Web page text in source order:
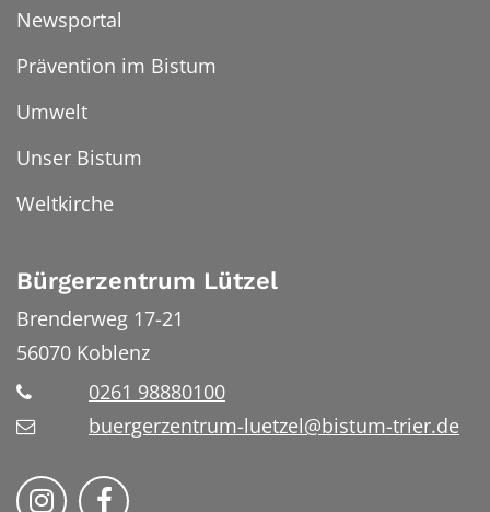
Newsportal
Prävention im Bistum
Umwelt
Unser Bistum
Weltkirche
Bürgerzentrum Lützel
Brenderweg 17-21
56070 Koblenz
0261 98880100
buergerzentrum-luetzel@bistum-trier.de
Folge uns auf Instragram
Folge uns auf Facebook